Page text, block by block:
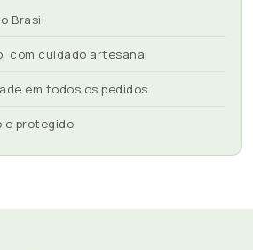
Brasil
com cuidado artesanal
em todos os pedidos
e protegido